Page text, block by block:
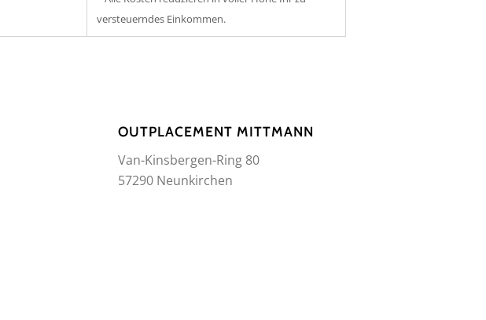
versteuerndes Einkommen.
OUTPLACEMENT MITTMANN
Van-Kinsbergen-Ring 80
57290 Neunkirchen